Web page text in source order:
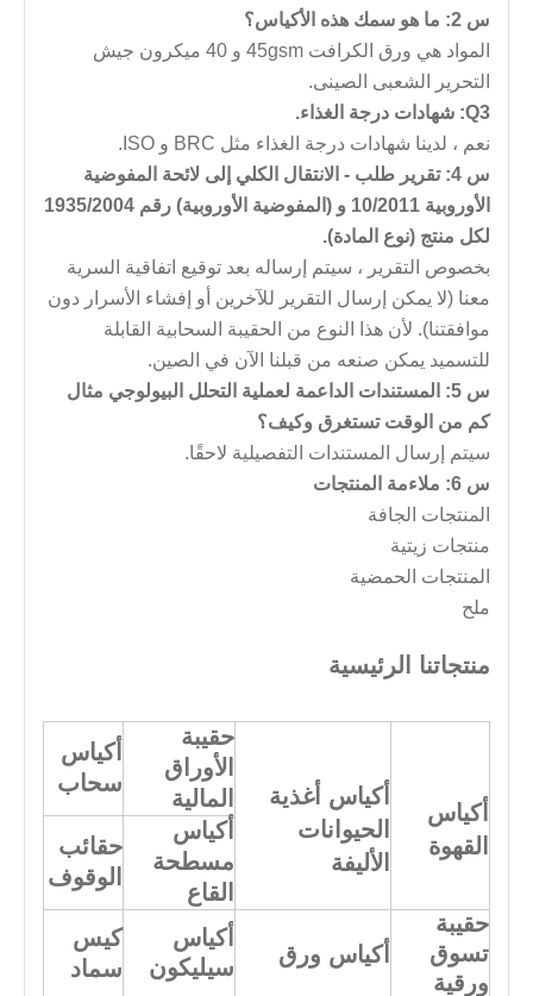
س 2: ما هو سمك هذه الأكياس؟
المواد هي ورق الكرافت 45gsm و 40 ميكرون جيش
التحرير الشعبى الصينى.
Q3: شهادات درجة الغذاء.
نعم ، لدينا شهادات درجة الغذاء مثل BRC و ISO.
س 4: تقرير طلب - الانتقال الكلي إلى لائحة المفوضية
الأوروبية 10/2011 و (المفوضية الأوروبية) رقم 1935/2004
لكل منتج (نوع المادة).
بخصوص التقرير ، سيتم إرساله بعد توقيع اتفاقية السرية
معنا (لا يمكن إرسال التقرير للآخرين أو إفشاء الأسرار دون
موافقتنا). لأن هذا النوع من الحقيبة السحابية القابلة
للتسميد يمكن صنعه من قبلنا الآن في الصين.
س 5: المستندات الداعمة لعملية التحلل البيولوجي مثال
كم من الوقت تستغرق وكيف؟
سيتم إرسال المستندات التفصيلية لاحقًا.
س 6: ملاءمة المنتجات
المنتجات الجافة
منتجات زيتية
المنتجات الحمضية
ملح
منتجاتنا الرئيسية
أكياس
القهوة
أكياس أغذية
الحيوانات
الأليفة
حقيبة
الأوراق
المالية
أكياس
سحاب
أكياس
مسطحة
القاع
حقائب
الوقوف
حقيبة
تسوق
ورقية
أكياس ورق
أكياس
سيليكون
كيس
سماد